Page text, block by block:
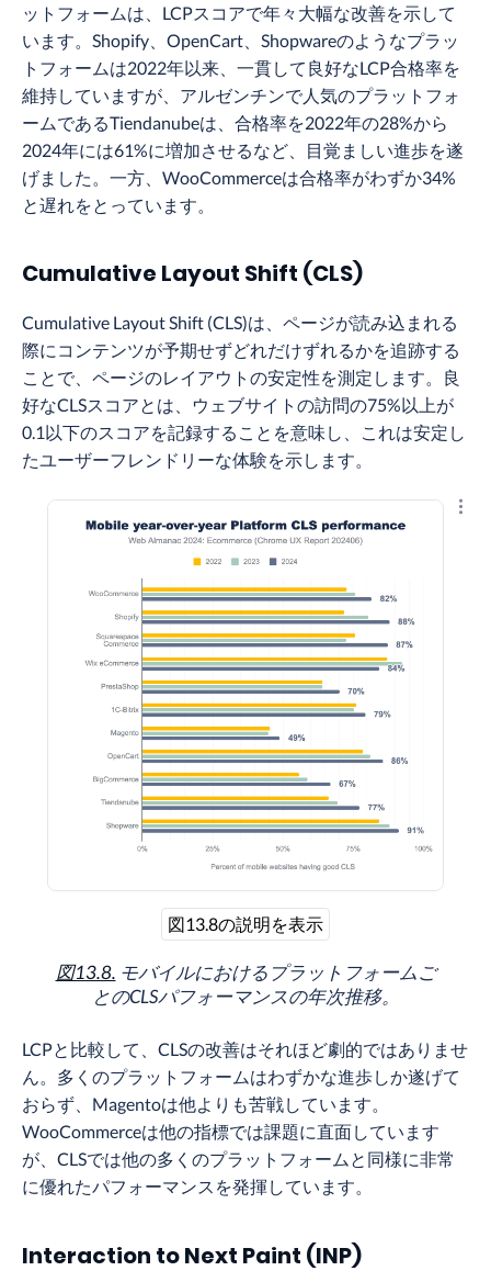
ットフォームは、LCPスコアで年々大幅な改善を示して
います。Shopify、OpenCart、Shopwareのようなプラッ
トフォームは2022年以来、一貫して良好なLCP合格率を
維持していますが、アルゼンチンで人気のプラットフォ
ームであるTiendanubeは、合格率を2022年の28%から
2024年には61%に増加させるなど、目覚ましい進歩を遂
げました。一方、WooCommerceは合格率がわずか34%
と遅れをとっています。
Cumulative Layout Shift (CLS)
Cumulative Layout Shift (CLS)は、ページが読み込まれる
際にコンテンツが予期せずどれだけずれるかを追跡する
ことで、ページのレイアウトの安定性を測定します。良
好なCLSスコアとは、ウェブサイトの訪問の75%以上が
0.1以下のスコアを記録することを意味し、これは安定し
たユーザーフレンドリーな体験を示します。
結
図13.8の説明を表示
図13.8. モバイルにおけるプラットフォームご
とのCLSパフォーマンスの年次推移。
LCPと比較して、CLSの改善はそれほど劇的ではありませ
ん。多くのプラットフォームはわずかな進歩しか遂げて
おらず、Magentoは他よりも苦戦しています。
WooCommerceは他の指標では課題に直面しています
が、CLSでは他の多くのプラットフォームと同様に非常
に優れたパフォーマンスを発揮しています。
Interaction to Next Paint (INP)